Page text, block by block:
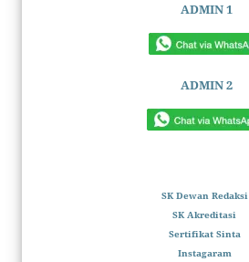
ADMIN 1
ADMIN 2
SK Dewan Redaksi
SK Akreditasi
Sertifikat Sinta
Instagaram